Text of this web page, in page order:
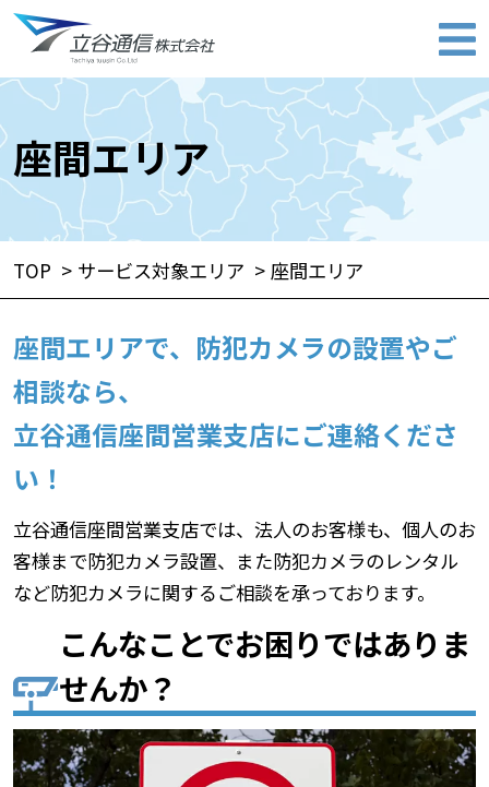
座間エリア
TOP サービス対象エリア 座間エリア
座間エリアで、防犯カメラの設置やご
相談なら、
立谷通信座間営業支店にご連絡くださ
い！
立谷通信座間営業支店では、法人のお客様も、個人のお
客様まで防犯カメラ設置、また防犯カメラのレンタル
など防犯カメラに関するご相談を承っております。
こんなことでお困りではありま
せんか？